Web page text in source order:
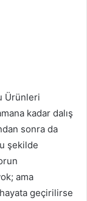
Ürünleri
kadar dalış
sonra da
şekilde
ama
hayata geçirilirse